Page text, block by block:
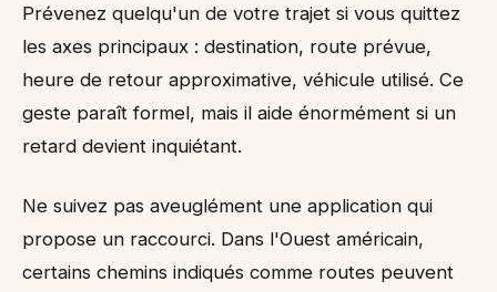
Prévenez quelqu'un de votre trajet si vous quittez
les axes principaux : destination, route prévue,
heure de retour approximative, véhicule utilisé. Ce
geste paraît formel, mais il aide énormément si un
retard devient inquiétant.
Ne suivez pas aveuglément une application qui
propose un raccourci. Dans l'Ouest américain,
certains chemins indiqués comme routes peuvent